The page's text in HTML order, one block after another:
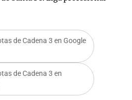
de Cadena 3 en Google
de Cadena 3 en